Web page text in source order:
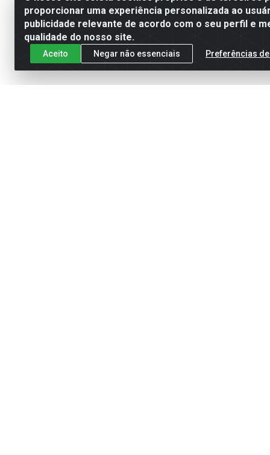
proporcionar uma experiência personalizada ao
publicidade relevante de acordo com o seu perfil e
qualidade do nosso site.
Aceito Negar não essenciais Preferências